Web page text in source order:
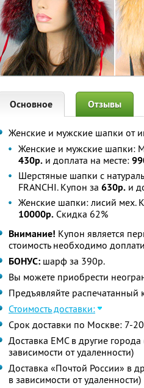
Основное Отзывы
Женские и мужские шапки от
Женские и мужские шапки:
430р. и доплата на месте:
Шерстяные шапки с
FRANCHI. Купон за 630р. и
Женские шапки: лисий мех.
10000р. Скидка 62%
Внимание! Купон является
стоимость необходимо
БОНУС: шарф за 390р.
Вы можете приобрести
Предъявляйте распечатанный
Стоимость доставки:
Срок доставки по Москве: 7-
Доставка ЕМС в другие
зависимости от удаленности)
Доставка «Почтой России» в
в зависимости от удаленности)